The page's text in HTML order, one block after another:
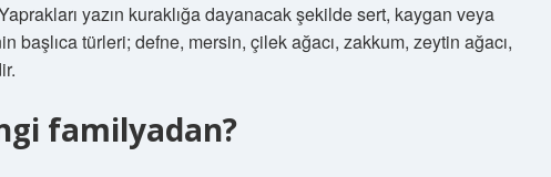
yazın kuraklığa dayanacak şekilde sert, kaygan veya
başlıca türleri; defne, mersin, çilek ağacı, zakkum, zeytin ağacı,
familyadan?